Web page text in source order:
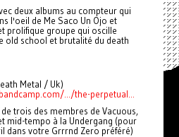
deux albums au compteur qui
l'oeil de Me Saco Un Ojo et
prolifique groupe qui oscille
old school et brutalité du death
Metal / Uk)
.../the-perpetual...
trois des membres de Vacuous,
mid-tempo à la Undergang (pour
dans votre Grrrnd Zero préféré)